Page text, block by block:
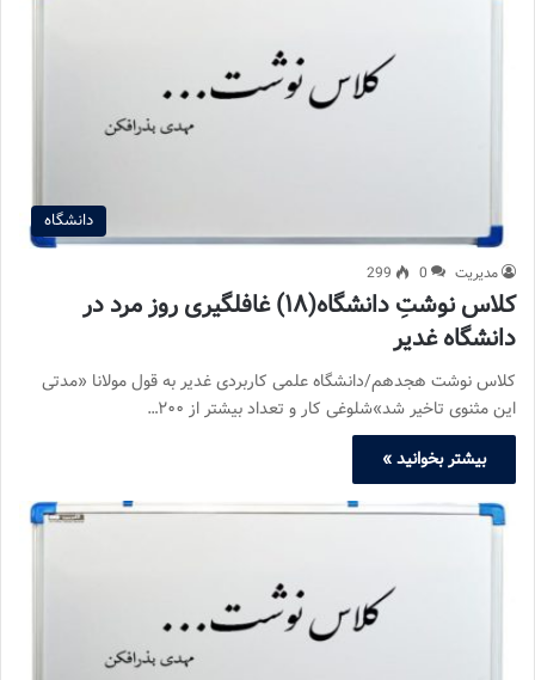
دانشگاه
مدیریت 0
299
کلاس نوشتِ دانشگاه(۱۸) غافلگیری روز مرد در
دانشگاه غدیر
کلاس نوشت هجدهم/دانشگاه علمی کاربردی غدیر به قول مولانا «مدتی
این مثنوی تاخیر شد»شلوغی کار و تعداد بیشتر از ۲۰۰…
بیشتر بخوانید »